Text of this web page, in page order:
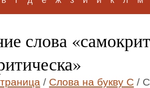
слова
/ Слова на букву С /